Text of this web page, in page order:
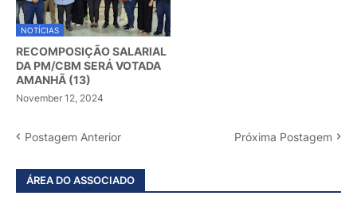
NOTÍCIAS
RECOMPOSIÇÃO SALARIAL
DA PM/CBM SERÁ VOTADA
AMANHÃ (13)
November 12, 2024
Postagem Anterior Próxima Postagem
ÁREA DO ASSOCIADO